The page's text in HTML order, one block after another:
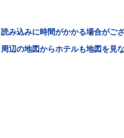
読み込みに時間がかかる場合がご
周辺の地図からホテルも地図を見